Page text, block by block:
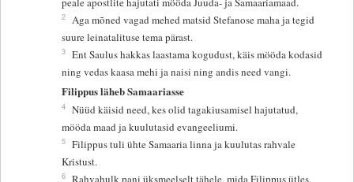
2 Aga mõned vagad mehed matsid Stefanose maha ja tegid
suure leinatalituse tema pärast.
3 Ent Saulus hakkas laastama kogudust, käis mööda kodasid
ning vedas kaasa mehi ja naisi ning andis need vangi.
Filippus läheb Samaariasse
4 Nüüd käisid need, kes olid tagakiusamisel hajutatud,
mööda maad ja kuulutasid evangeeliumi.
5 Filippus tuli ühte Samaaria linna ja kuulutas rahvale
Kristust.
6 Rahvahulk pani üksmeelselt tähele, mida Filippus ütles,